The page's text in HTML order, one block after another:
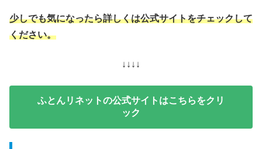
少しでも気になったら詳しくは公式サイトをチェックして
ください。
↓↓↓↓
ふとんリネットの公式サイトはこちらをクリ
ック